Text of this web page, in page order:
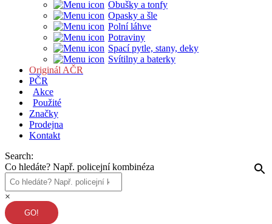
Obušky a tonfy
Opasky a šle
Polní láhve
Potraviny
Spací pytle, stany, deky
Svítilny a baterky
Originál AČR
PČR
Akce
Použité
Značky
Prodejna
Kontakt
Search:
Co hledáte? Např. policejní kombinéza
×